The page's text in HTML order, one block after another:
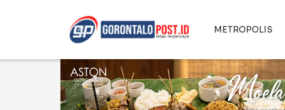
METROPOLIS